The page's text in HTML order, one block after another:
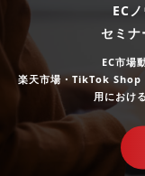
EC
セミナ
EC市場
楽天市場・TikTok Shop
用におけ